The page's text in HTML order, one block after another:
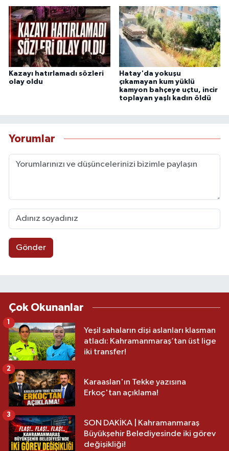
Kazayı hatırlamadı sözleri
olay oldu
Hatay'da yokuşu
çıkamayan kum yüklü
kamyon bahçeye uçtu, incir
toplayan yaşlı kadın öldü
Yorumlar
Gönder
Çok Okunanlar
Yeşil sahaların dişi aslanları klasman
atladı: Kahramanmaraş’tan üst lige
iki transfer!
Karaaslan'ın Tekke yazısına
Erkoç'tan açıklama!
2
SON DAKİKA | Kahramanmaraş
Büyükşehir Belediyesinde iki görev
değişikliği!
3